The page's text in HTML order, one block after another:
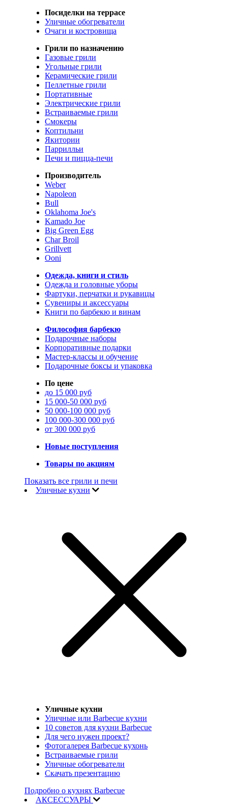
Посиделки на террасе
Уличные обогреватели
Очаги и костровища
Грили по назначению
Газовые грили
Угольные грили
Керамические грили
Пеллетные грили
Портативные
Электрические грили
Встраиваемые грили
Смокеры
Коптильни
Якитории
Паррилльи
Печи и пицца-печи
Производитель
Weber
Napoleon
Bull
Oklahoma Joe's
Kamado Joe
Big Green Egg
Char Broil
Grillvett
Ooni
Одежда, книги и стиль
Одежда и головные уборы
Фартуки, перчатки и рукавицы
Сувениры и аксессуары
Книги по барбекю и винам
Философия барбекю
Подарочные наборы
Корпоративные подарки
Мастер-классы и обучение
Подарочные боксы и упаковка
По цене
до 15 000 руб
15 000-50 000 руб
50 000-100 000 руб
100 000-300 000 руб
от 300 000 руб
Новые поступления
Товары по акциям
Показать все грили и печи
Уличные кухни
Уличные кухни
Уличные или Barbecue кухни
10 советов для кухни Barbecue
Для чего нужен проект?
Фотогалерея Barbecue кухонь
Встраиваемые грили
Уличные обогреватели
Скачать презентацию
Подробно о кухнях Barbecue
АКСЕССУАРЫ